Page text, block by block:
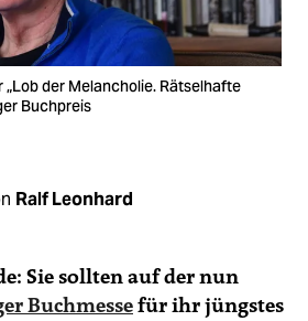
der Melancholie. Rätselhafte
Buchpreis
Ralf Leonhard
Sie sollten auf der nun
Buchmessefür ihr jüngstes